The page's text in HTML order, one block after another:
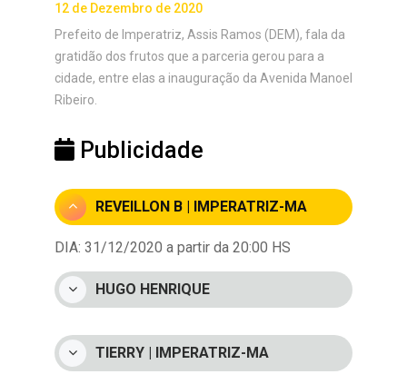
12 de Dezembro de 2020
Prefeito de Imperatriz, Assis Ramos (DEM), fala da
gratidão dos frutos que a parceria gerou para a
cidade, entre elas a inauguração da Avenida Manoel
Ribeiro.
Publicidade
REVEILLON B | IMPERATRIZ-MA
DIA: 31/12/2020 a partir da 20:00 HS
HUGO HENRIQUE
TIERRY | IMPERATRIZ-MA